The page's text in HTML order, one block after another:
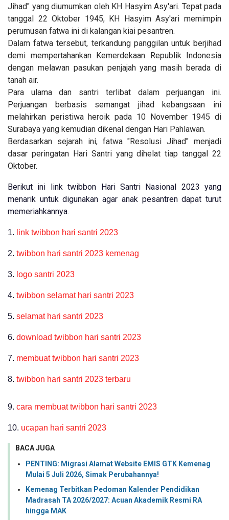
Jihad" yang diumumkan oleh KH Hasyim Asy'ari. Tepat pada
tanggal 22 Oktober 1945, KH Hasyim Asy'ari memimpin
perumusan fatwa ini di kalangan kiai pesantren.
Dalam fatwa tersebut, terkandung panggilan untuk berjihad
demi mempertahankan Kemerdekaan Republik Indonesia
dengan melawan pasukan penjajah yang masih berada di
tanah air.
Para ulama dan santri terlibat dalam perjuangan ini.
Perjuangan berbasis semangat jihad kebangsaan ini
melahirkan peristiwa heroik pada 10 November 1945 di
Surabaya yang kemudian dikenal dengan Hari Pahlawan.
Berdasarkan sejarah ini, fatwa "Resolusi Jihad" menjadi
dasar peringatan Hari Santri yang dihelat tiap tanggal 22
Oktober.
Berikut ini link twibbon Hari Santri Nasional 2023 yang
menarik untuk digunakan agar anak pesantren dapat turut
memeriahkannya.
1. link twibbon hari santri 2023
2. twibbon hari santri 2023 kemenag
3. logo santri 2023
4. twibbon selamat hari santri 2023
5. selamat hari santri 2023
6. download twibbon hari santri 2023
7. membuat twibbon hari santri 2023
8. twibbon hari santri 2023 terbaru
9. cara membuat twibbon hari santri 2023
10. ucapan hari santri 2023
BACA JUGA
PENTING: Migrasi Alamat Website EMIS GTK Kemenag
Mulai 5 Juli 2026, Simak Perubahannya!
Kemenag Terbitkan Pedoman Kalender Pendidikan
Madrasah TA 2026/2027: Acuan Akademik Resmi RA
hingga MAK